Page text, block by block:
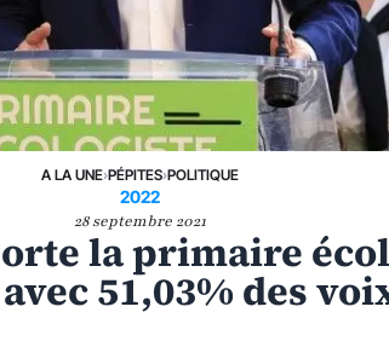
A LA UNE›PÉPITES›POLITIQUE
2022
28 septembre 2021
la primaire
51,03% des